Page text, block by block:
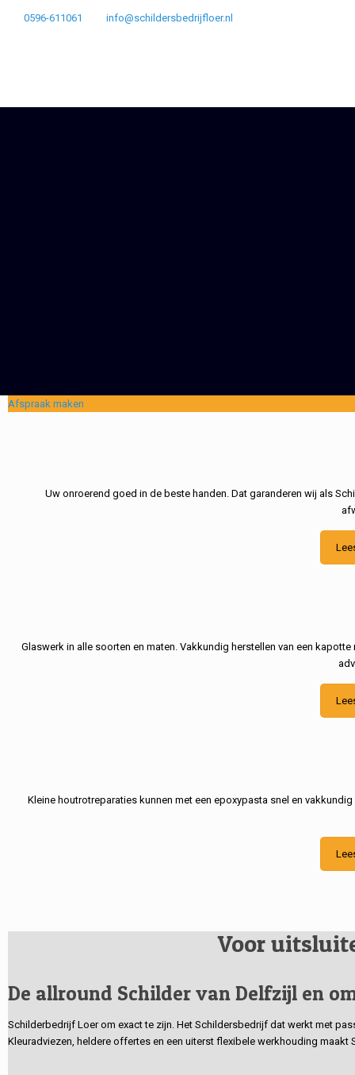
0596-611061 info@schildersbedrijfloer.nl
Afspraak maken
Uw onroerend goed in de beste handen. Dat garanderen wij als
Glaswerk in alle soorten en maten. Vakkundig herstellen van een
Kleine houtrotreparaties kunnen met een epoxypasta snel en
Voor
De allround Schilder van Delfzijl en
Schilderbedrijf Loer om exact te zijn. Het Schildersbedrijf dat werkt met
Kleuradviezen, heldere offertes en een uiterst flexibele werkhouding